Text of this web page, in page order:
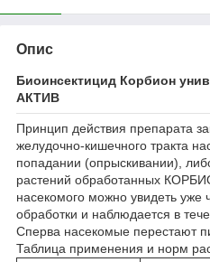
Опис
Биоинсектицид Корбион
АКТИВ
Принцип действия препарата
желудочно-кишечного тракта
попадании (опрыскивании),
растений обработанных
насекомого можно увидеть уже
обработки и наблюдается в
Сперва насекомые перестают
Таблица применения и норм